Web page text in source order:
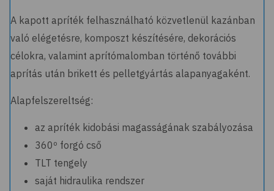
A kapott apríték felhasználható közvetlenül kazánban
való elégetésre, komposzt készítésére, dekorációs
célokra, valamint aprítómalomban történő további
aprítás után brikett és pelletgyártás alapanyagaként.
Alapfelszereltség:
az apríték kidobási magasságának szabályozása
360º forgó cső
TLT tengely
saját hidraulika rendszer